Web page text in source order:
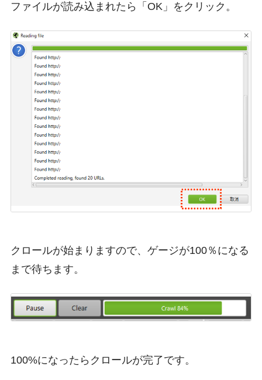
ファイルが読み込まれたら「OK」をクリック。
クロールが始まりますので、ゲージが100％になる
まで待ちます。
100%になったらクロールが完了です。